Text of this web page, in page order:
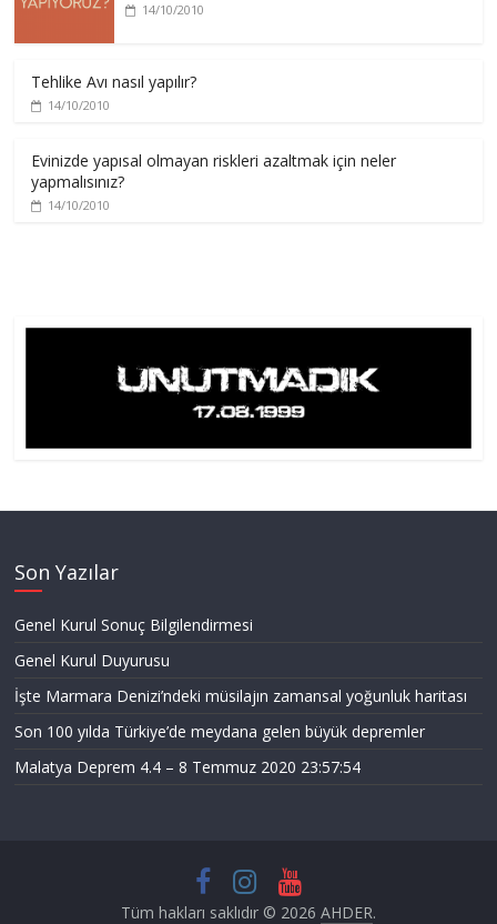
14/10/2010
Tehlike Avı nasıl yapılır?
14/10/2010
Evinizde yapısal olmayan riskleri azaltmak için neler
yapmalısınız?
14/10/2010
Son Yazılar
Genel Kurul Sonuç Bilgilendirmesi
Genel Kurul Duyurusu
İşte Marmara Denizi’ndeki müsilajın zamansal yoğunluk haritası
Son 100 yılda Türkiye’de meydana gelen büyük depremler
Malatya Deprem 4.4 – 8 Temmuz 2020 23:57:54
Tüm hakları saklıdır © 2026 AHDER.